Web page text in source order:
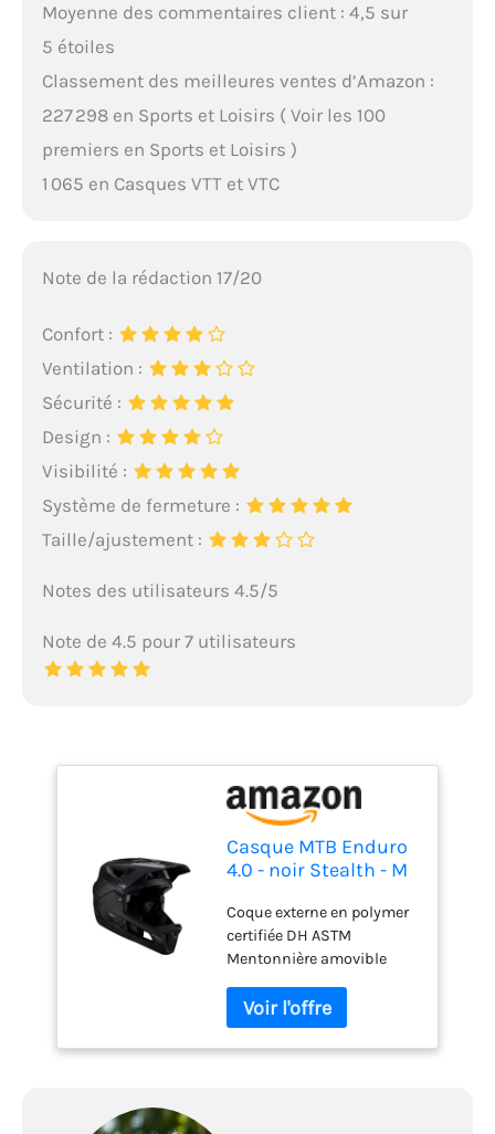
Moyenne des commentaires client : 4,5 sur
5 étoiles
Classement des meilleures ventes d’Amazon :
227 298 en Sports et Loisirs ( Voir les 100
premiers en Sports et Loisirs )
1 065 en Casques VTT et VTC
Note de la rédaction 17/20
Confort :
Ventilation :
Sécurité :
Design :
Visibilité :
Système de fermeture :
Taille/ajustement :
Notes des utilisateurs 4.5/5
Note de 4.5 pour 7 utilisateurs
Casque MTB Enduro
4.0 - noir Stealth - M
Coque externe en polymer
certifiée DH ASTM
Mentonnière amovible
facile à manipuler
Technologie Turbine 360
offrant une réduction des